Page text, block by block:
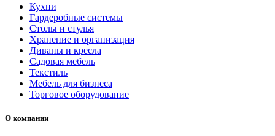
Кухни
Гардеробные системы
Столы и стулья
Хранение и организация
Диваны и кресла
Садовая мебель
Текстиль
Мебель для бизнеса
Торговое оборудование
О компании